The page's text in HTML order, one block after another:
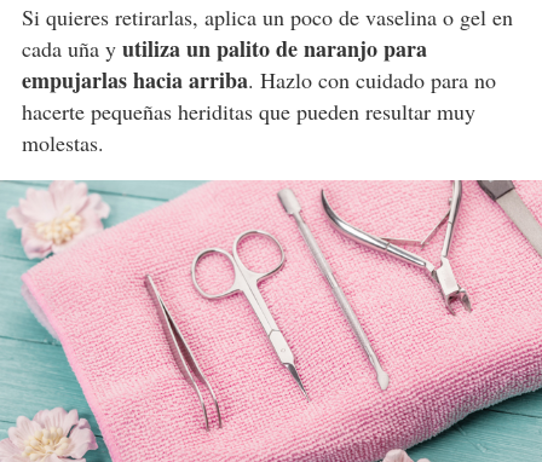
Si quieres retirarlas, aplica un poco de vaselina o gel en
cada uña y utiliza un palito de naranjo para
empujarlas hacia arriba. Hazlo con cuidado para no
hacerte pequeñas heriditas que pueden resultar muy
molestas.